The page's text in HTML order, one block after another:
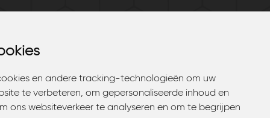
en andere tracking-technologieën om uw
te verbeteren, om gepersonaliseerde inhoud en
ons websiteverkeer te analyseren en om te begrijpen
en andere tracking-technologieën om uw
te verbeteren, om gepersonaliseerde inhoud en
ons websiteverkeer te analyseren en om te begrijpen